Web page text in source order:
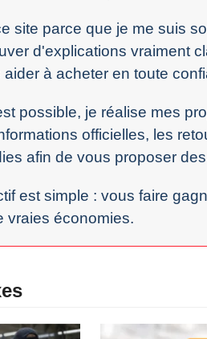
site parce que je me suis
d'explications vraiment
aider à acheter en toute
possible, je réalise mes
officielles, les
afin de vous proposer
est simple : vous faire
vraies économies.